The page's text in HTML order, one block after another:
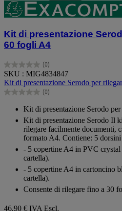
Kit di presentazione
60 fogli A4
(0)
0.0
su
5
stelle.
SKU : MIG4834847
Kit di presentazione Serodo per
(0)
0.0
stelle.
Kit di presentazione Serodo
Kit di presentazione Serodo Il
rilegare facilmente documenti,
formato A4. Contiene: 5
- 5 copertine A4 in PVC
cartella).
- 5 copertine A4 in cartoncino
cartella).
Consente di rilegare fino a 30
46,90 € IVA Escl.